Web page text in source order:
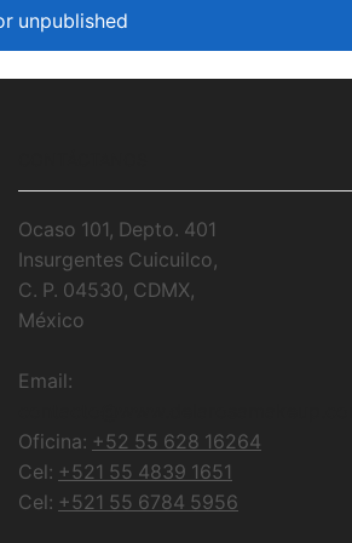
unpublished
Ocaso 101, Depto. 401
Insurgentes Cuicuilco,
C. P. 04530, CDMX,
México
Email:
Oficina: +52 55 628 16264
Cel: +521 55 4839 1651
Cel: +521 55 6784 5956